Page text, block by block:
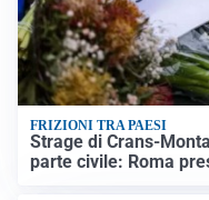
FRIZIONI TRA PAESI
Strage di Crans-
parte civile: Roma